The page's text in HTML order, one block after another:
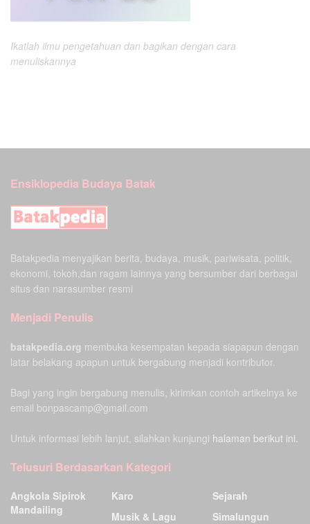
Ikatlah ilmu pengetahuan dan bagikan dengan cara
menuliskannya
Ensiklopedia Budaya Batak
Batakpedia menyajikan berita, budaya, musik, pariwisata, politik,
ekonomi, tokoh,dan ragam lainnya yang bersumber dari berbagai
situs dan narasumber resmi
Menjadi Penulis
batakpedia.org membuka kesempatan kepada siapapun dengan
latar belakang apapun untuk bergabung menjadi kontributor.
Bagi yang ingin bergabung menulis, kirimkan contoh artikelnya ke
email bonpascamp@gmail.com
Untuk informasi lebih lanjut, silahkan kunjungi halaman berikut ini.
Telusuri Berdasarkan Kategori
Angkola Sipirok
Mandailing
Karo
Musik & Lagu
Sejarah
Simalungun